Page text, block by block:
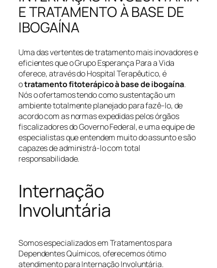
E TRATAMENTO À BASE DE
IBOGAÍNA
Uma das vertentes de tratamento mais inovadores e
eficientes que o Grupo Esperança Para a Vida
oferece, através do Hospital Terapêutico, é
otratamento fitoterápico à base de ibogaína.
Nós o ofertamos tendo como sustentação um
ambiente totalmente planejado para fazê-lo, de
acordo com as normas expedidas pelos órgãos
fiscalizadores do Governo Federal, e uma equipe de
especialistas que entendem muito do assunto e são
capazes de administrá-lo com total
responsabilidade.
Internação
Involuntária
Somos especializados em Tratamentos para
Dependentes Químicos, oferecemos ótimo
atendimento para Internação Involuntária.